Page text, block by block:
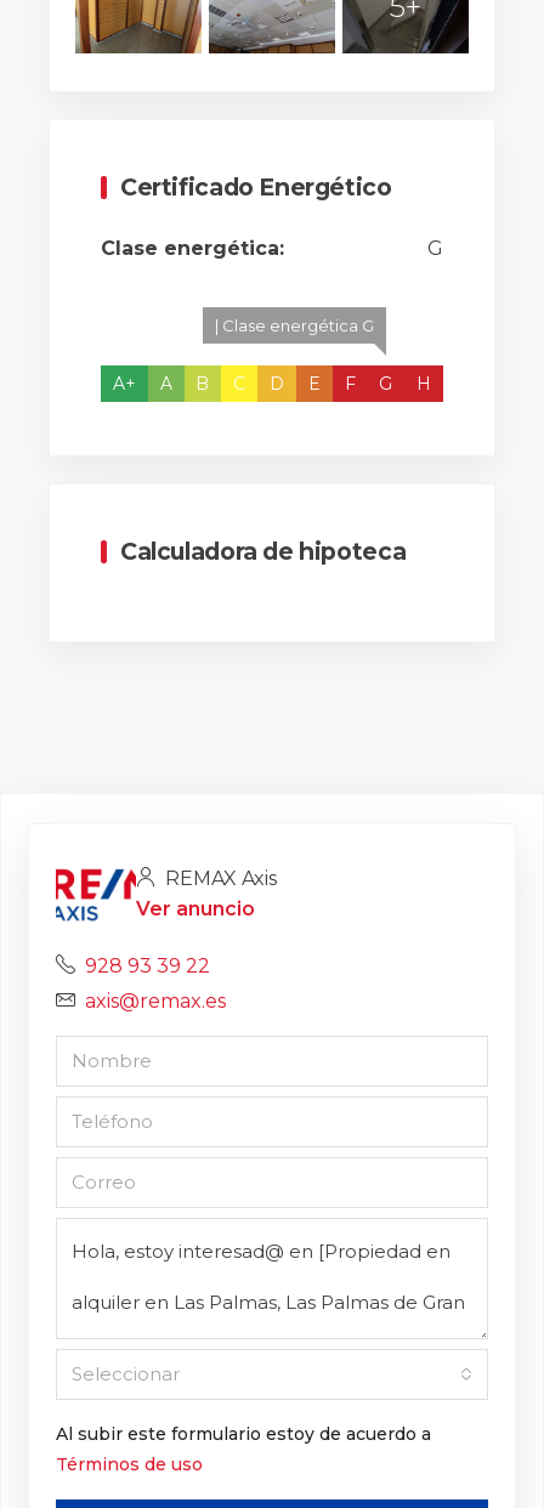
Certificado Energético
Clase energética: G
A+ A B C D E F
| Clase energética G
G H
Calculadora de hipoteca
REMAX Axis
Ver anuncio
928 93 39 22
axis@remax.es
Seleccionar
Al subir este formulario estoy de acuerdo a
Términos de uso